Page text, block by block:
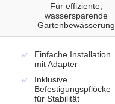
Für effiziente,
wassersparende
Gartenbewässerung
Einfache Installation
mit Adapter
Inklusive
Befestigungspflöcke
für Stabilität